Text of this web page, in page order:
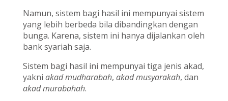
Namun, sistem bagi hasil ini mempunyai sistem
yang lebih berbeda bila dibandingkan dengan
bunga. Karena, sistem ini hanya dijalankan oleh
bank syariah saja.
Sistem bagi hasil ini mempunyai tiga jenis akad,
yakni akad mudharabah, akad musyarakah, dan
akad murabahah.